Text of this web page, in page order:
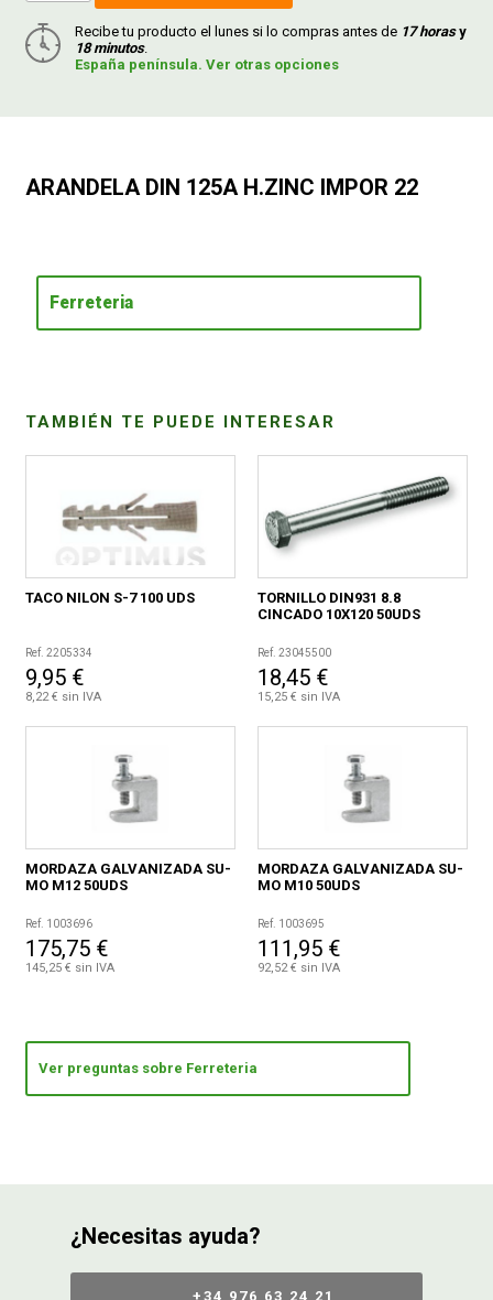
Recibe tu producto el lunes si lo compras antes de 17 horasy
18 minutos.
España península. Ver otras opciones
ARANDELA DIN 125A H.ZINC IMPOR 22
Ferreteria
TAMBIÉN TE PUEDE INTERESAR
TACO NILON S-7 100 UDS
Ref. 2205334
9,95 €
8,22 € sin IVA
TORNILLO DIN931 8.8
CINCADO 10X120 50UDS
Ref. 23045500
18,45 €
15,25 € sin IVA
MORDAZA GALVANIZADA SU-
MO M12 50UDS
Ref. 1003696
175,75 €
145,25 € sin IVA
MORDAZA GALVANIZADA SU-
MO M10 50UDS
Ref. 1003695
111,95 €
92,52 € sin IVA
Ver preguntas sobre Ferreteria
¿Necesitas ayuda?
+34 976 63 24 21
CATÁLOGOS